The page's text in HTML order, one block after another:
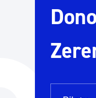
Bilaketa